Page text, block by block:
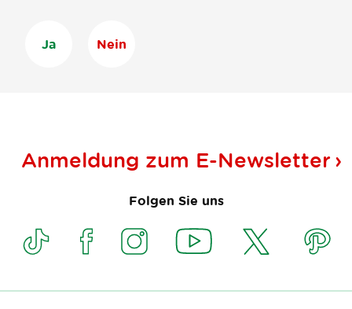
Ja Nein
Anmeldung zum E-Newsletter
Folgen Sie uns